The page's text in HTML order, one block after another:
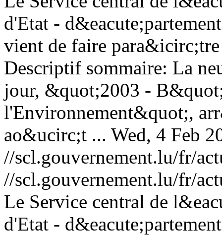
d'Etat -
vient de faire
Descriptif sommaire: La
jour, &quot;2003 -
l'Environnement&quot;,
ao&ucirc;t ... Wed, 4 Feb
//scl.gouvernement.lu/fr/
//scl.gouvernement.lu/fr/
Le Service central de
d'Etat -